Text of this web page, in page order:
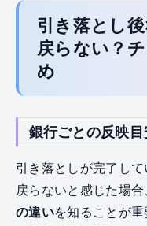
引き落とし
戻らない？
め
銀行ごとの反映
引き落としが完了し
戻らないと感じた場
の違いを知ることが重